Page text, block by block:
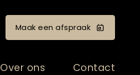
Maak een afspraak
Over ons Contact